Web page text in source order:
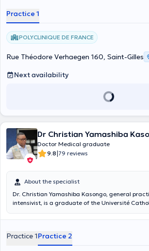
Practice 1
POLYCLINIQUE DE FRANCE
Rue Théodore Verhaegen 160, Saint-Gilles
Next availability
Dr Christian Yamashiba
Doctor Medical graduate
9.8|79 reviews
About the specialist
Dr. Christian Yamashiba Kasongo, general
intensivist, is a graduate of the Université
general medicine, resuscitation, occupational
at his office in Waterloo in the Wellington
than 20 years of practice in several hospitals in
Practice 1Practice 2